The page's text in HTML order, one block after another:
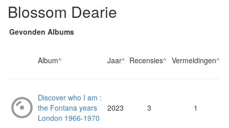
Blossom Dearie
Gevonden Albums
Album^ Jaar^ Recensies^ Vermeldingen^
Discover who I am :
the Fontana years
London 1966-1970
2023 3 1